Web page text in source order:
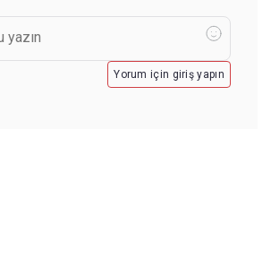
Yorum için giriş yapın